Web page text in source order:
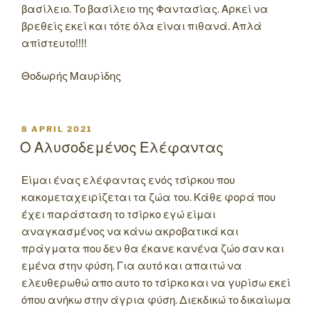
βασίλειο. Το βασίλειο της Φαντασίας. Αρκεί να
βρεθείς εκεί και τότε όλα είναι πιθανά. Απλά
απίστευτο!!!!
Θοδωρής Μαυρίδης
POSTED
ON
8 APRIL 2021
Ο Αλυσοδεμένος Ελέφαντας
Είμαι ένας ελέφαντας ενός τσίρκου που
κακομεταχειρίζεται τα ζώα του. Κάθε φορά που
έχει παράσταση το τσίρκο εγώ είμαι
αναγκασμένος να κάνω ακροβατικά και
πράγματα που δεν θα έκανε κανένα ζώο σαν και
εμένα στην φύση. Για αυτό και απαιτώ να
ελευθερωθώ απο αυτο το τσίρκο και να γυρίσω εκεί
όπου ανήκω στην άγρια φύση. Διεκδικώ το δικαίωμα